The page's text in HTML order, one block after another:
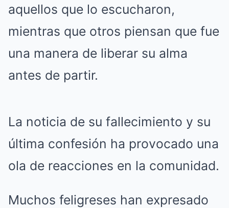
aquellos que lo escucharon,
mientras que otros piensan que fue
una manera de liberar su alma
antes de partir.
La noticia de su fallecimiento y su
última confesión ha provocado una
ola de reacciones en la comunidad.
Muchos feligreses han expresado